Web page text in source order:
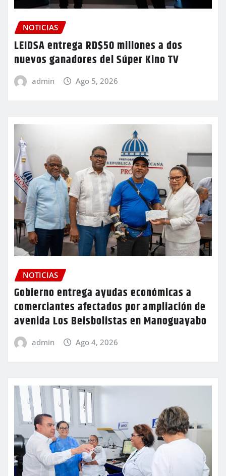
NOTICIAS
LEIDSA entrega RD$50 millones a dos
nuevos ganadores del Súper Kino TV
admin Ago 5, 2026
NOTICIAS
Gobierno entrega ayudas económicas a
comerciantes afectados por ampliación de
avenida Los Beisbolistas en Manoguayabo
admin Ago 4, 2026